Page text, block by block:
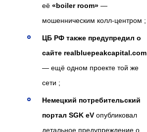
её «boiler room» —
мошенническим колл-центром ;
ЦБ РФ также предупредил о
сайте realbluepeakcapital.com
— ещё одном проекте той же
сети ;
Немецкий потребительский
портал SGK eV опубликовал
детальное предупреждение о